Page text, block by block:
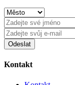
Kontakt